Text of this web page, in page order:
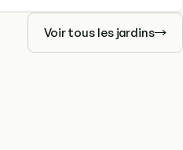
Voir tous les jardins